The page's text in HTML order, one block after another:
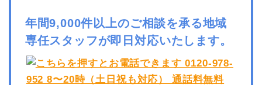
年間9,000件以上のご相談を承る地域
専任スタッフが即日対応いたします。